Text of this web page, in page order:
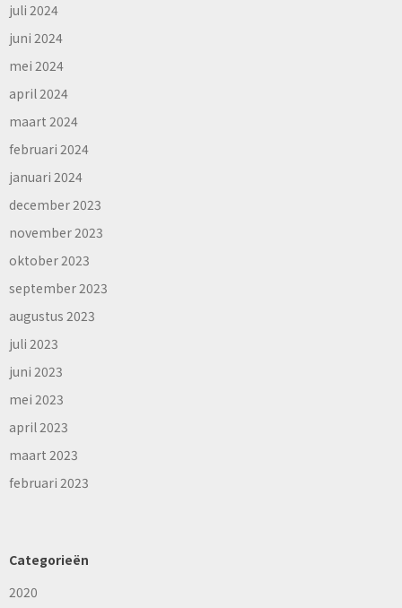
juli 2024
juni 2024
mei 2024
april 2024
maart 2024
februari 2024
januari 2024
december 2023
november 2023
oktober 2023
september 2023
augustus 2023
juli 2023
juni 2023
mei 2023
april 2023
maart 2023
februari 2023
Categorieën
2020